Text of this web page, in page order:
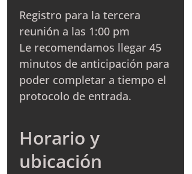
Registro para la tercera
reunión a las 1:00 pm
Le recomendamos llegar 45
minutos de anticipación para
poder completar a tiempo el
protocolo de entrada.
Horario y
ubicación